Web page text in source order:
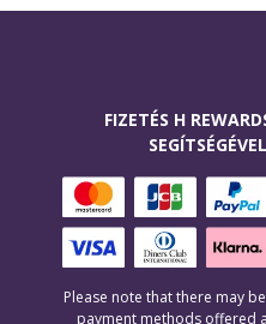
FIZETÉS H
Please note that there may
payment methods offered